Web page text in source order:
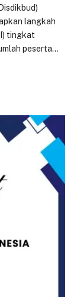
langkah
tingkat
peserta…